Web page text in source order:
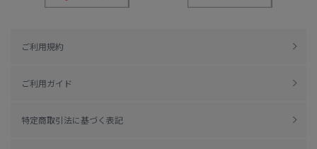
ご利用規約
ご利用ガイド
特定商取引法に基づく表記